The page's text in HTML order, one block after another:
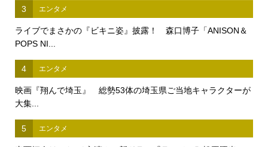
3 エンタメ
ライブでまさかの『ビキニ姿』披露！ 森口博子「ANISON＆
POPS NI...
4 エンタメ
映画『翔んで埼玉』 総勢53体の埼玉県ご当地キャラクターが
大集...
5 エンタメ